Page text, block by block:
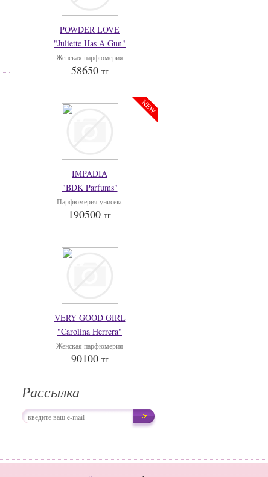
POWDER LOVE
"Juliette Has A Gun"
Женская парфюмерия
58650 тг
IMPADIA
"BDK Parfums"
Парфюмерия унисекс
190500 тг
VERY GOOD GIRL
"Carolina Herrera"
Женская парфюмерия
90100 тг
Рассылка